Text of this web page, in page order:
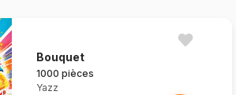
Bouquet
1000 pièces
Yazz